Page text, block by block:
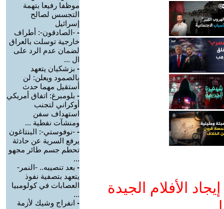
الأفلام الجيدة
موظفا رفيعا بتهمة
التجسس لصالح
إسرائيل
- -الصادقون-: أطراف
خارجية توسلت بالعراق
لضمان عدم الرد على
ال ...
- بزشكيان يتعهد
بالصمود ويعلن: لن
أستقيل مهما حدث
- بلومبرغ: اتفاق أمريكي
أوكراني لتجنب
استهداف سفن
ومنشآت نفطية ...
- -نوفوستي-: البنتاغون
يرفع السرية عن حادثة
تحطم جسم طائر مجهو
...
- بعد تنصيبه.. -النمر-
يتعهد بتصفية نفوذ
العصابات في كولومبيا
...
- انفراج وشيك لأزمة